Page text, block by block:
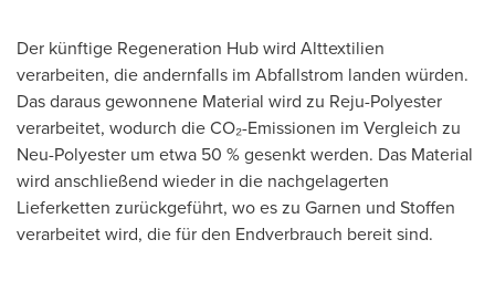
Der künftige Regeneration Hub wird Alttextilien
verarbeiten, die andernfalls im Abfallstrom landen würden.
Das daraus gewonnene Material wird zu Reju-Polyester
verarbeitet, wodurch die CO₂-Emissionen im Vergleich zu
Neu-Polyester um etwa 50 % gesenkt werden. Das Material
wird anschließend wieder in die nachgelagerten
Lieferketten zurückgeführt, wo es zu Garnen und Stoffen
verarbeitet wird, die für den Endverbrauch bereit sind.